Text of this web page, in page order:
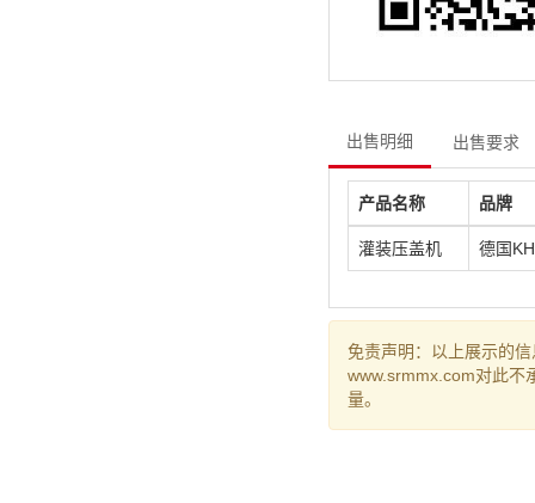
出售明细 出售要求
产品名称 品牌
灌装压盖机 德国
免责声明：以上展示的
www.srmmx.com对此不
量。